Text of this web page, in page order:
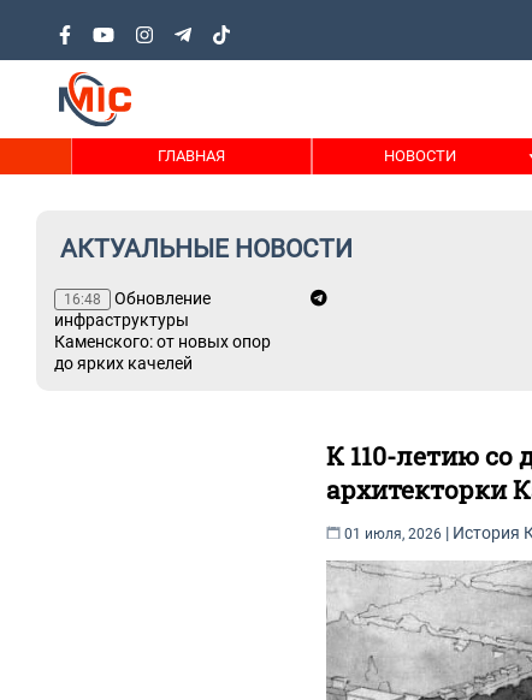
ГЛАВНАЯ НОВОСТИ
АКТУАЛЬНЫЕ НОВОСТИ
16:48
Обновление
инфраструктуры
Каменского: от новых опор
до ярких качелей
К 110-летию со
архитекторки
01 июля, 2026 | История